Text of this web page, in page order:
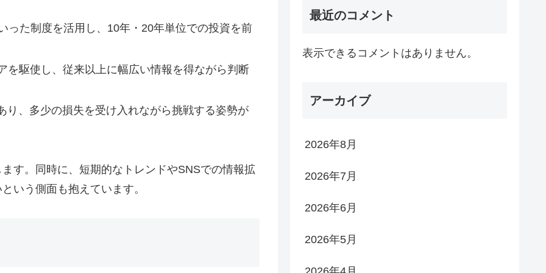
った制度を活用し、10年・20年単位での投資を前
を駆使し、従来以上に幅広い情報を得ながら判断
り、多少の損失を受け入れながら挑戦する姿勢が
す。同時に、短期的なトレンドやSNSでの情報拡
いう側面も抱えています。
最近のコメント
表示できるコメントはありません。
アーカイブ
2026年8月
2026年7月
2026年6月
2026年5月